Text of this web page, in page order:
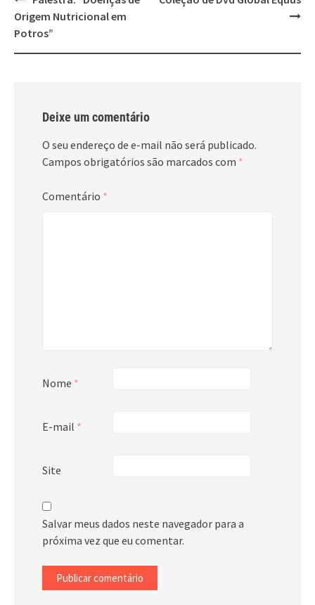
navigation
Origem Nutricional em
Potros”
Deixe um comentário
O seu endereço de e-mail não será publicado.
Campos obrigatórios são marcados com *
Comentário *
Nome *
E-mail *
Site
Salvar meus dados neste navegador para a
próxima vez que eu comentar.